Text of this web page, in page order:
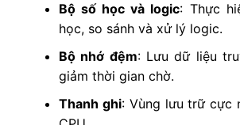
Bộ số học và logic: Thực
học, so sánh và xử lý logic.
Bộ nhớ đệm: Lưu dữ liệu
giảm thời gian chờ.
Thanh ghi: Vùng lưu trữ cực